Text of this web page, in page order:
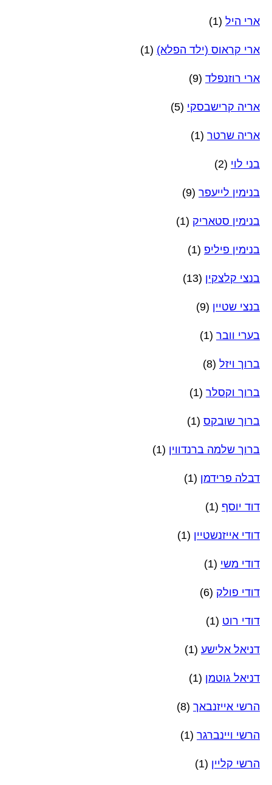
ארי היל (1)
ארי קראוס (ילד הפלא) (1)
ארי רוזנפלד (9)
אריה קרישבסקי (5)
אריה שרטר (1)
בני לוי (2)
בנימין לייעפר (9)
בנימין סטאריק (1)
בנימין פיליפ (1)
בנצי קלצקין (13)
בנצי שטיין (9)
בערי וובר (1)
ברוך ויזל (8)
ברוך וקסלר (1)
ברוך שובקס (1)
ברוך שלמה ברנדווין (1)
דבלה פרידמן (1)
דוד יוסף (1)
דודי אייזנשטיין (1)
דודי משי (1)
דודי פולק (6)
דודי רוט (1)
דניאל אלישע (1)
דניאל גוטמן (1)
הרשי אייזנבאך (8)
הרשי ויינברגר (1)
הרשי קליין (1)